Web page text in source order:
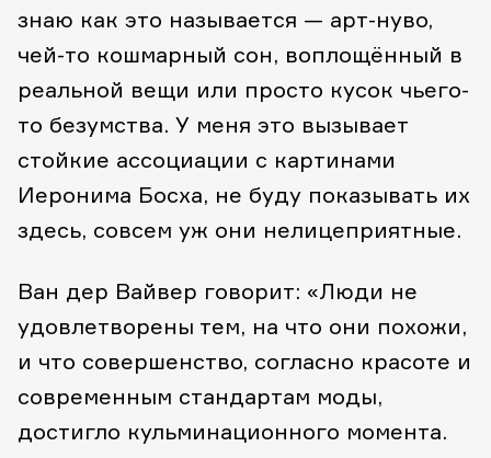
знаю как это называется — арт-нуво,
чей-то кошмарный сон, воплощённый в
реальной вещи или просто кусок чьего-
то безумства. У меня это вызывает
стойкие ассоциации с картинами
Иеронима Босха, не буду показывать их
здесь, совсем уж они нелицеприятные.
Ван дер Вайвер говорит: «Люди не
удовлетворены тем, на что они похожи,
и что совершенство, согласно красоте и
современным стандартам моды,
достигло кульминационного момента.